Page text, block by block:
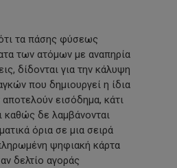
τα πάσης φύσεως
των ατόμων με αναπηρία
δίδονται για την κάλυψη
που δημιουργεί η ίδια
εισόδημα, κάτι
καθώς δε λαμβάνονται
όρια σε μια σειρά
ψηφιακή κάρτα
δελτίο αγοράς